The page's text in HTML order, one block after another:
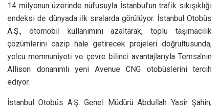
14 milyonun üzerinde nüfusuyla İstanbul’un trafik sıkışıklığı
endeksi de dünyada ilk sıralarda görülüyor. İstanbul Otobüs
A.Ş., otomobil kullanımını azaltarak, toplu taşımacılık
çözümlerini cazip hale getirecek projeleri doğrultusunda,
yolcu memnuniyeti ve çevre bilinci avantajlarıyla Temsa’nın
Allison donanımlı yeni Avenue CNG otobüslerini tercih
ediyor.
İstanbul Otobüs A.Ş. Genel Müdürü Abdullah Yasir Şahin,